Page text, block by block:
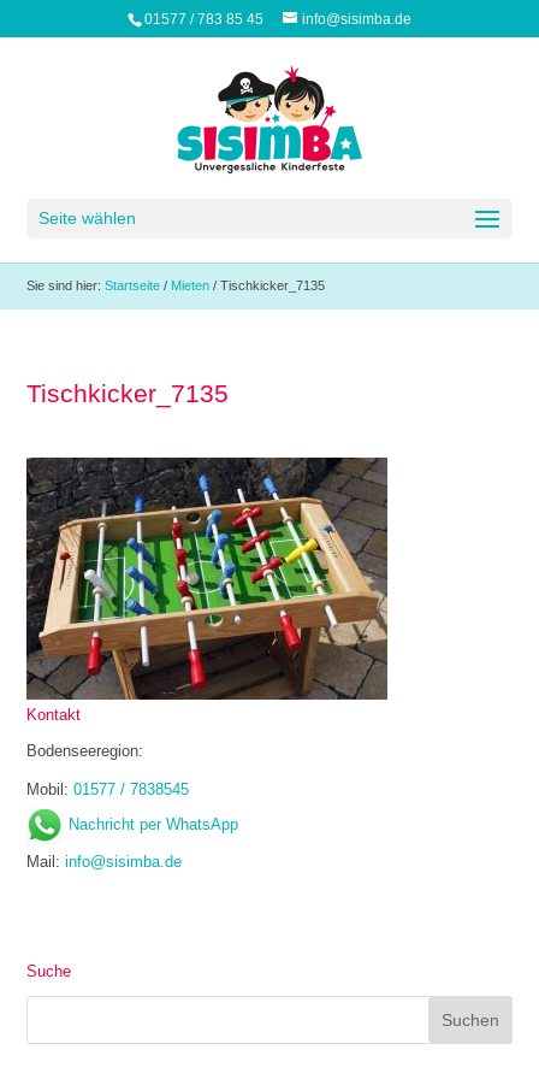
01577 / 783 85 45 info@sisimba.de
Seite wählen
Sie sind hier:Startseite / Mieten /Tischkicker_7135
Tischkicker_7135
Kontakt
Bodenseeregion:
Mobil:01577 / 7838545
Nachricht per WhatsApp
Mail:info@sisimba.de
Suche